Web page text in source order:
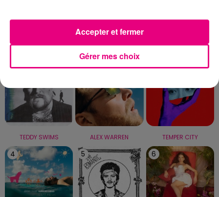
LE TOP
1
TEDDY SWIMS
2
ALEX WARREN
3
TEMPER CITY
4 5 6
Gérer mes choix
Accepter et fermer